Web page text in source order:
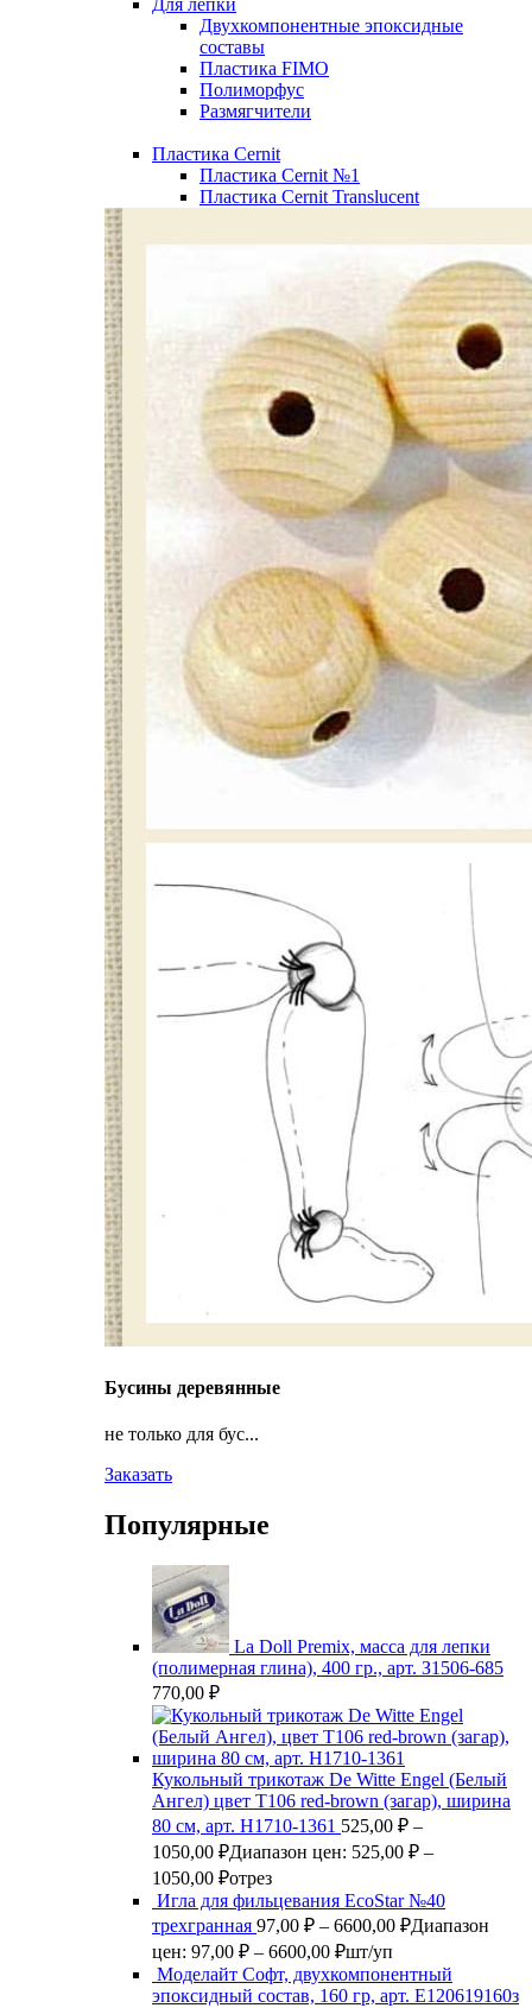
Для лепки
Двухкомпонентные эпоксидные
составы
Пластика FIMO
Полиморфус
Размягчители
Пластика Cernit
Пластика Cernit №1
Пластика Cernit Translucent
Бусины деревянные
не только для бус...
Заказать
Популярные
La Doll Premix, масса для лепки
(полимерная глина), 400 гр., арт. З1506-685
770,00 ₽
Кукольный трикотаж De Witte Engel (Белый
Ангел) цвет Т106 red-brown (загар), ширина
80 см, арт. Н1710-1361 525,00 ₽ –
1050,00 ₽Диапазон цен: 525,00 ₽ –
1050,00 ₽отрез
Игла для фильцевания EcoStar №40
трехгранная 97,00 ₽ – 6600,00 ₽Диапазон
цен: 97,00 ₽ – 6600,00 ₽шт/уп
Моделайт Софт, двухкомпонентный
эпоксидный состав, 160 гр, арт. Е120619160з